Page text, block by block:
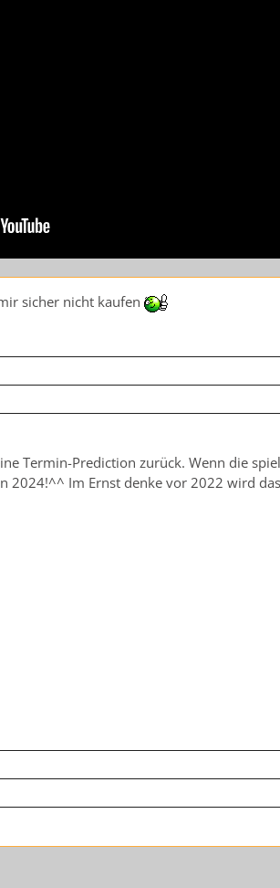
sicher nicht kaufen
Termin-Prediction zurück. Wenn die
2024!^^ Im Ernst denke vor 2022 wird